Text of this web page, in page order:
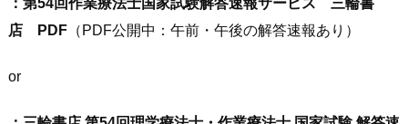
：第54回作業療法士国家試験解答速報サービス 三輪書
店 PDF （PDF公開中：午前・午後の解答速報あり）
or